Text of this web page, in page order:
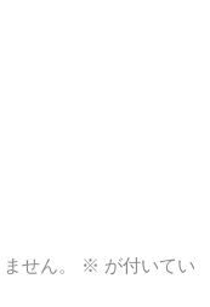
せん。 ※ が付いてい